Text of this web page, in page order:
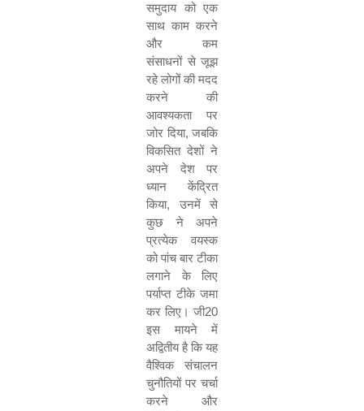
समुदाय को एक
साथ काम करने
और कम
संसाधनों से जूझ
रहे लोगों की मदद
करने की
आवश्यकता पर
जोर दिया, जबकि
विकसित देशों ने
अपने देश पर
ध्यान केंद्रित
किया, उनमें से
कुछ ने अपने
प्रत्येक वयस्क
को पांच बार टीका
लगाने के लिए
पर्याप्त टीके जमा
कर लिए। जी20
इस मायने में
अद्वितीय है कि यह
वैश्विक संचालन
चुनौतियों पर चर्चा
करने और